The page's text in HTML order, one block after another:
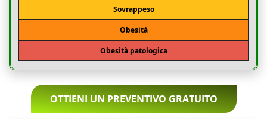
Sovrappeso
Obesità
Obesità patologica
L'installazioneOTTIENI UN PREVENTIVO GRATUITO